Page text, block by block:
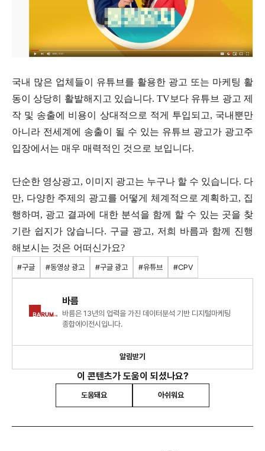
국내 많은 업체들이 유튜브를 활용한 광고 또는 마케팅 활
동이 상당히 활발해지고 있습니다. TV보다 유튜브 광고 제
작 및 송출에 비용이 상대적으로 적게 투입되고, 국내뿐만
아니라 전세계에 송출이 될 수 있는 유튜브 광고가 광고주
입장에서는 매우 매력적인 것으로 보입니다.
단순한 영상광고, 이미지 광고는 누구나 할 수 있습니다. 다
만, 다양한 주제의 광고를 어떻게 체계적으로 계획하고, 집
행하며, 광고 결과에 대한 분석을 함께 할 수 있는 곳을 찾
기란 쉽지가 않습니다. 구글 광고, 저희 바름과 함께 진행
해보시는 것은 어떠신가요?
#구글 #동영상 광고 #구글 광고 #유튜브 #CPV
바름
바름은 13년의 업력을 가진 데이터분석 기반 디지털마케팅
종합에이전시입니다.
알림받기
이 콘텐츠가 도움이 되셨나요?
도움돼요 아쉬워요